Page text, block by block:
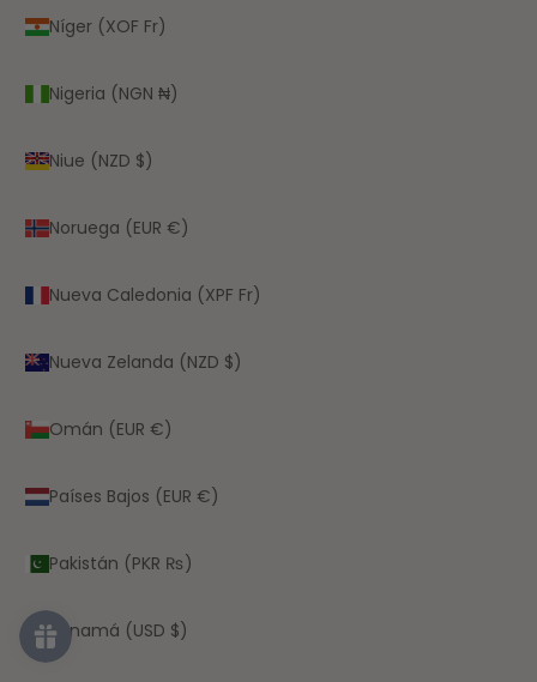
Níger (XOF Fr)
Nigeria (NGN ₦)
Niue (NZD $)
Noruega (EUR €)
Nueva Caledonia (XPF Fr)
Nueva Zelanda (NZD $)
Omán (EUR €)
Países Bajos (EUR €)
Pakistán (PKR ₨)
Panamá (USD $)